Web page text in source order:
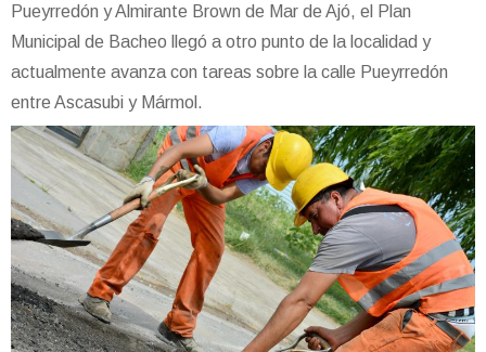
Pueyrredón y Almirante Brown de Mar de Ajó, el Plan
Municipal de Bacheo llegó a otro punto de la localidad y
actualmente avanza con tareas sobre la calle Pueyrredón
entre Ascasubi y Mármol.